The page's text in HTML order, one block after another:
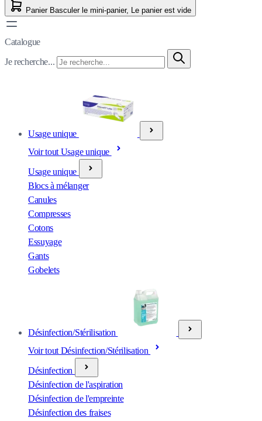
Panier Basculer le mini-panier, Le panier est vide
Catalogue
Je recherche...
Usage unique
Voir tout Usage unique
Usage unique
Blocs à mélanger
Canules
Compresses
Cotons
Essuyage
Gants
Gobelets
Désinfection/Stérilisation
Voir tout Désinfection/Stérilisation
Désinfection
Désinfection de l'aspiration
Désinfection de l'empreinte
Désinfection des fraises